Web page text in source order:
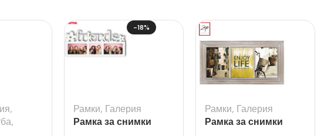
,
,
-18%
Рамки, Галерия
Рамка за снимки
Рамки, Галерия
Рамка за снимки